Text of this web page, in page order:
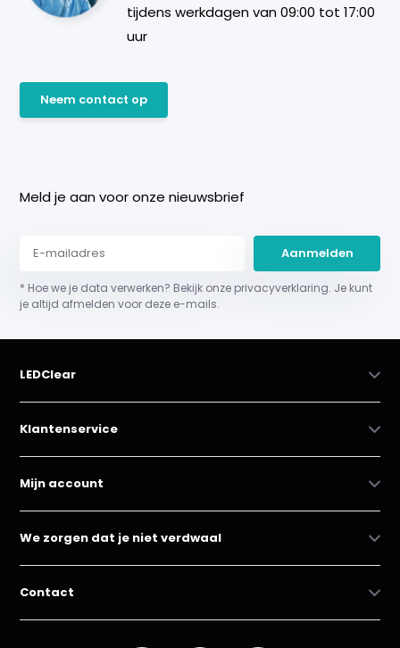
tijdens werkdagen van 09:00 tot 17:00
uur
Neem contact op
Meld je aan voor onze nieuwsbrief
Aanmelden
* Hoe we je data verwerken? Bekijk onze privacyverklaring. Je kunt
je altijd afmelden voor deze e-mails.
LEDClear
Klantenservice
Mijn account
We zorgen dat je niet verdwaal
Contact